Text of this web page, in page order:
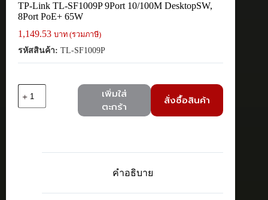
TP-Link TL-SF1009P 9Port 10/100M DesktopSW,
8Port PoE+ 65W
1,149.53 บาท (รวมภาษี)
รหัสสินค้า: TL-SF1009P
TP-
10/100M
เพิ่มใส่
ตะกร้า
สั่งซื้อสินค้า
คำอธิบาย